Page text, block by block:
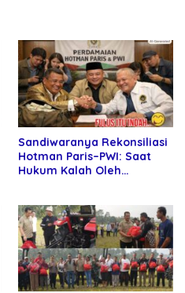
Sandiwaranya Rekonsiliasi
Hotman Paris–PWI: Saat
Hukum Kalah Oleh